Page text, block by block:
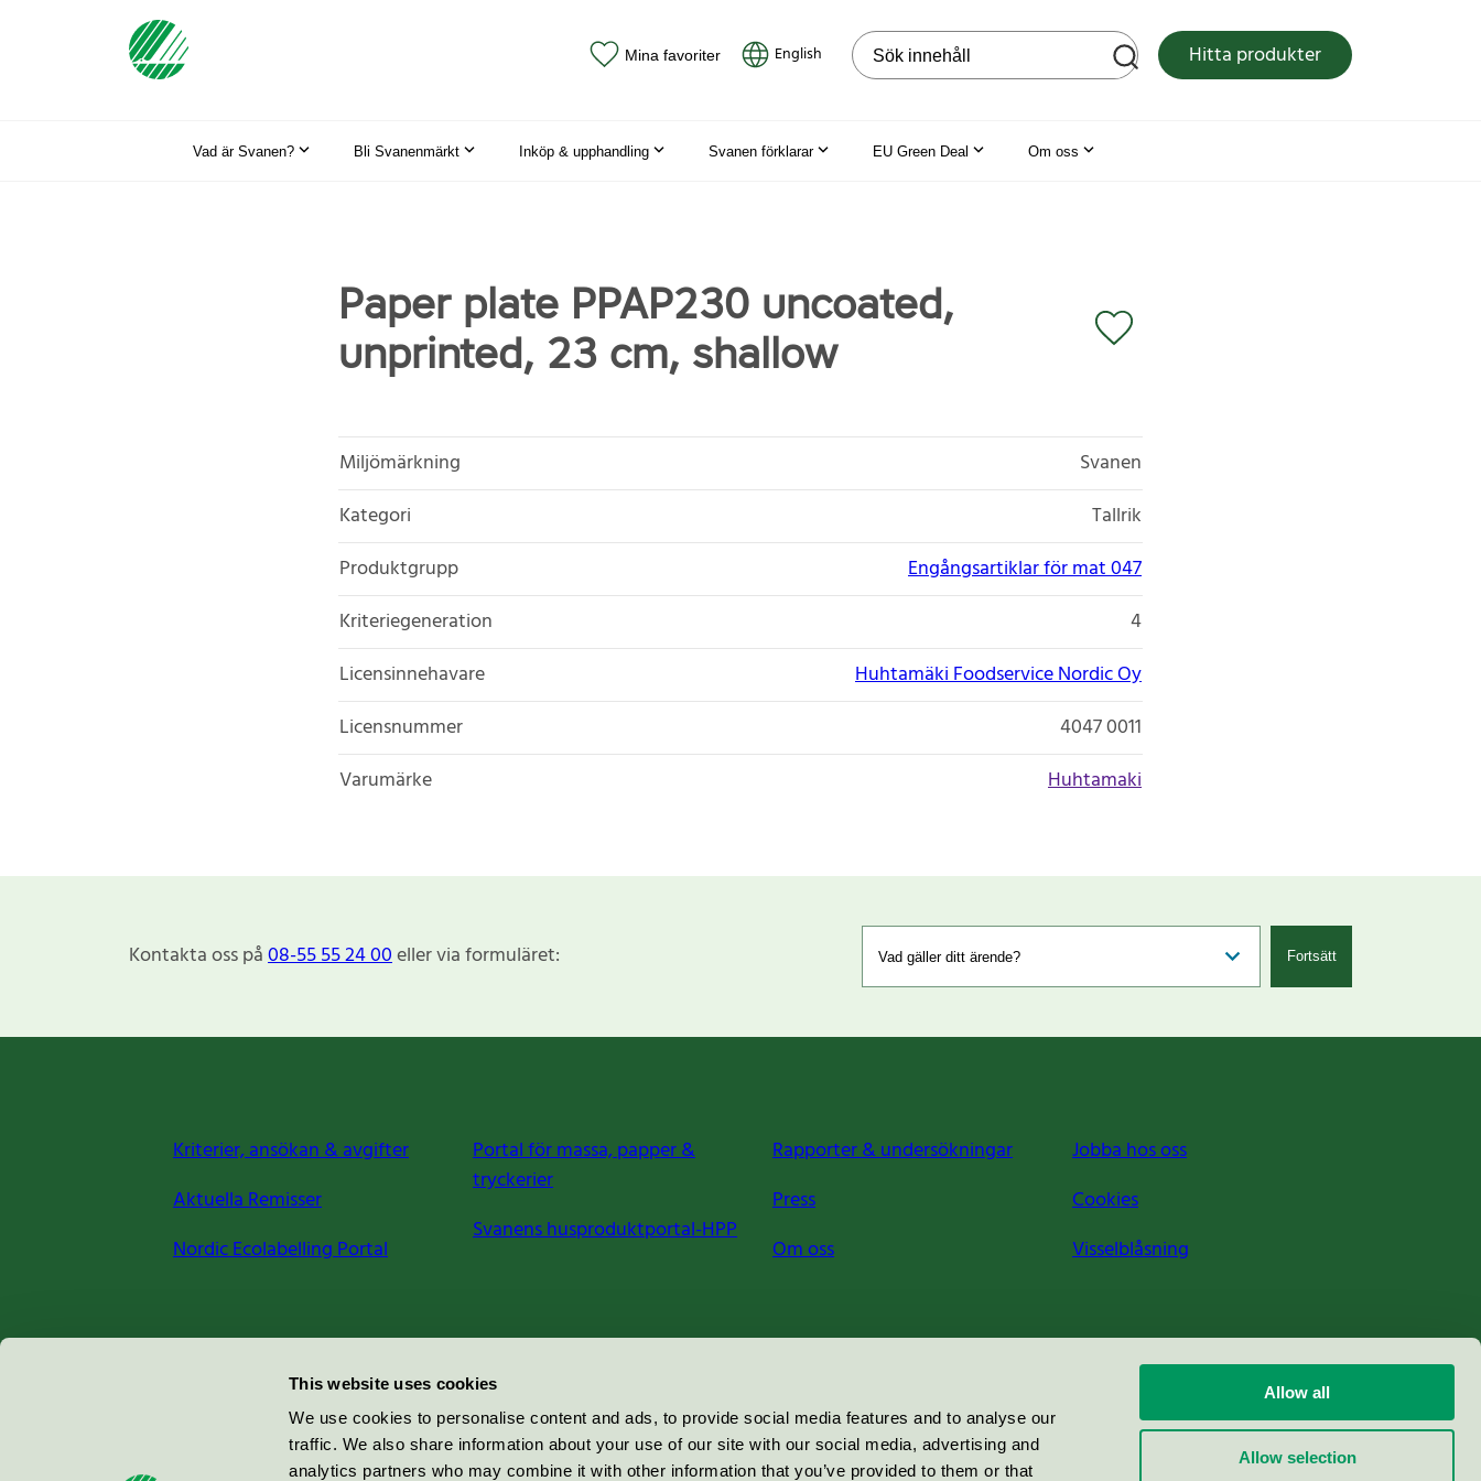
This website uses cookies
We use cookies to personalise content and ads, to provide social media features and to analyse our
traffic. We also share information about your use of our site with our social media, advertising and
analytics partners who may combine it with other information that you’ve provided to them or that
Allow all
Allow selection
Mina favoriter English Sök på webbplatsen Hitta produkter
Vad är Svanen? Bli Svanenmärkt Inköp & upphandling Svanen förklarar EU Green Deal Om oss
Paper plate PPAP230 uncoated,
unprinted, 23 cm, shallow
Miljömärkning
Svanen
Kategori
Tallrik
Produktgrupp
Engångsartiklar för mat 047
Kriteriegeneration
4
Licensinnehavare
Huhtamäki Foodservice Nordic Oy
Licensnummer
4047 0011
Varumärke
Huhtamaki
Kontakta oss på08-55 55 24 00eller via formuläret: Fortsätt
Kriterier, ansökan & avgifter
Aktuella Remisser
Nordic Ecolabelling Portal
Portal för massa, papper &
tryckerier
Svanens husproduktportal-HPP
Rapporter & undersökningar
Press
Om oss
Jobba hos oss
Cookies
Visselblåsning
Miljömärkning Sverige AB
100 64